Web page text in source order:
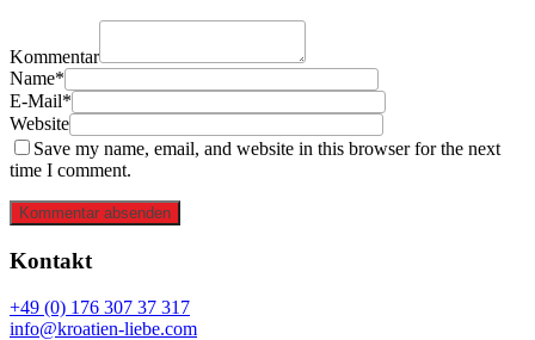
Kommentar
Name*
E-Mail*
Website
Save my name, email, and website in this browser for the next
time I comment.
Kommentar absenden
Kontakt
+49 (0) 176 307 37 317
info@kroatien-liebe.com